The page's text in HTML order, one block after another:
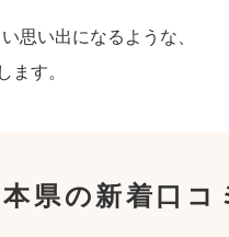
思い出になるような、
ます。
県の新着口コ